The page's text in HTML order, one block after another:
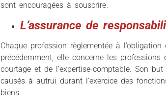
sont encouragées à souscrire :
L’assurance de
Chaque profession règlementée à
précédemment, elle concerne les
courtage et de l’expertise-comptable. Son
causés à autrui durant l’exercice des
biens.